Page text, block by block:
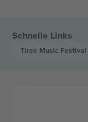
Schnelle Links
Tiree Music Festival